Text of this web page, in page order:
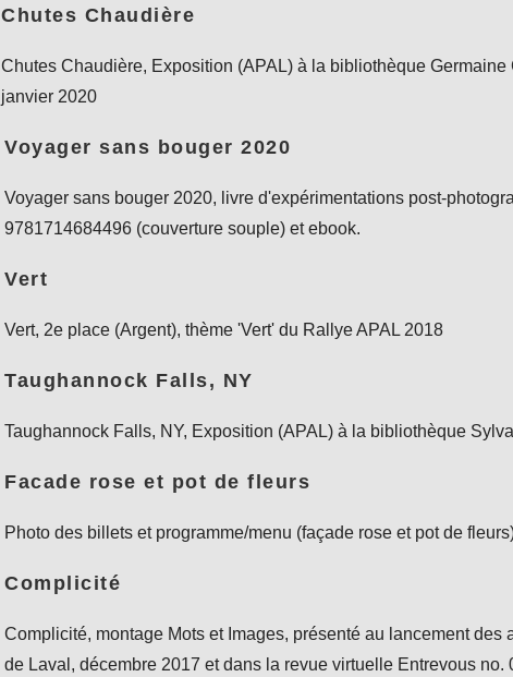
Chutes Chaudière
Chutes Chaudière, Exposition (APAL) à la bibliothèque
janvier 2020
Voyager sans bouger 2020
Voyager sans bouger 2020, livre d'expérimentations post-
9781714684496 (couverture souple) et ebook.
Vert
Vert, 2e place (Argent), thème 'Vert' du Rallye APAL 2018
Taughannock Falls, NY
Taughannock Falls, NY, Exposition (APAL) à la bibliothèque
Facade rose et pot de fleurs
Photo des billets et programme/menu (façade rose et pot de
Complicité
Complicité, montage Mots et Images, présenté au lancement
de Laval, décembre 2017 et dans la revue virtuelle Entrevous no.